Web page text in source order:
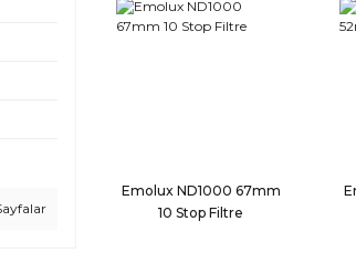
Emolux ND1000 67mm
10 Stop Filtre